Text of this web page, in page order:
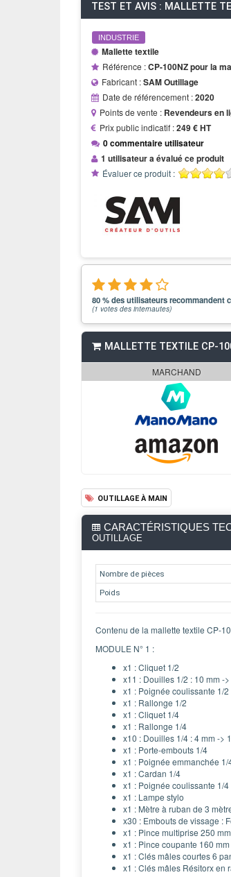
TEST ET AVIS : MALLETTE
INDUSTRIE
Mallette textile
Référence :CP-100NZ pour la
Fabricant :SAM Outillage
Date de référencement :2020
Points de vente : Revendeurs en
Prix public indicatif :249 € HT
0 commentaire utilisateur
1 utilisateur a évalué ce produit
Évaluer ce produit :
80 % des utilisateurs recommandent
(1 votes des internautes)
MALLETTE TEXTILE CP-
MARCHAND
OUTILLAGE À MAIN
CARACTÉRISTIQUES
OUTILLAGE
Nombre de pièces
Poids
Contenu de la mallette textile CP-
MODULE N° 1 :
x1 : Cliquet 1/2
x11 : Douilles 1/2 : 10 mm -
x1 : Poignée coulissante 1/2
x1 : Rallonge 1/2
x1 : Cliquet 1/4
x1 : Rallonge 1/4
x10 : Douilles 1/4 : 4 mm ->
x1 : Porte-embouts 1/4
x1 : Poignée emmanchée 1/
x1 : Cardan 1/4
x1 : Poignée coulissante 1/4
x1 : Lampe stylo
x1 : Mètre à ruban de 3
x30 : Embouts de vissage :
x1 : Pince multiprise 250 mm
x1 : Pince coupante 160 mm
x1 : Clés mâles courtes 6
x1 : Clés mâles Résitorx en